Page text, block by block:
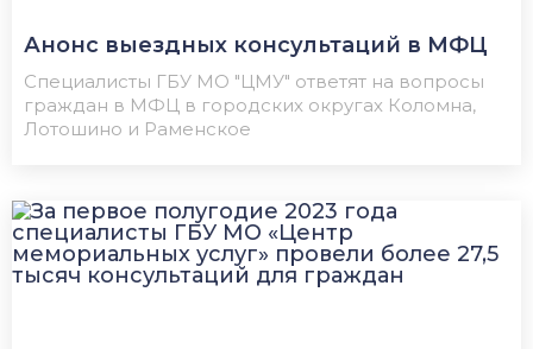
Анонс выездных консультаций в МФЦ
Специалисты ГБУ МО "ЦМУ" ответят на вопросы
граждан в МФЦ в городских округах Коломна,
Лотошино и Раменское